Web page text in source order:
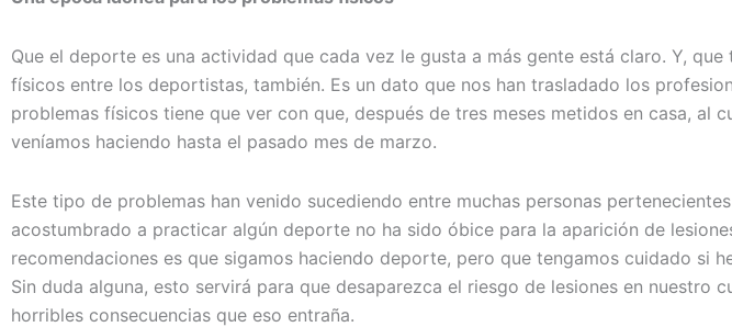
Que el deporte es una actividad que cada vez le gusta a más gente está claro. Y,
físicos entre los deportistas, también. Es un dato que nos han trasladado los
problemas físicos tiene que ver con que, después de tres meses metidos en casa,
veníamos haciendo hasta el pasado mes de marzo.
Este tipo de problemas han venido sucediendo entre muchas personas
acostumbrado a practicar algún deporte no ha sido óbice para la aparición de
recomendaciones es que sigamos haciendo deporte, pero que tengamos cuidado si
Sin duda alguna, esto servirá para que desaparezca el riesgo de lesiones en nuestro
horribles consecuencias que eso entraña.